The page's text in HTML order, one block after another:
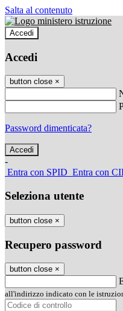
Salta al contenuto
Accedi
Accedi
button close ×
Password dimenticata?
-
Entra con SPID Entra con
Seleziona utente
button close ×
Recupero password
button close ×
all'indirizzo indicato con le